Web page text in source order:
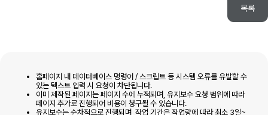
목록
홈페이지 내 데이터베이스 명령어 / 스크립트 등 시스템 오류를 유발할 수
있는 텍스트 입력 시 요청이 차단됩니다.
이미 제작된 페이지는 페이지 수에 누적되며, 유지보수 요청 범위에 따라
페이지 추가로 진행되어 비용이 청구될 수 있습니다.
유지보수는 순차적으로 진행되며, 작업 기간은 작업량에 따라 최소 3일~